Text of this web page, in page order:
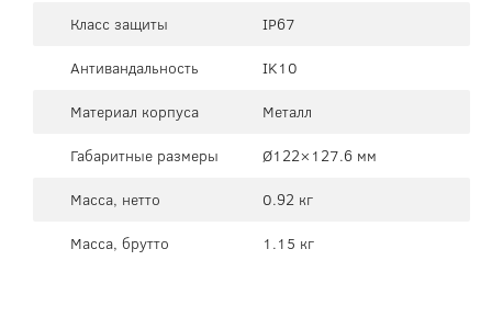
Класс защиты
IP67
Антивандальность
IK10
Материал корпуса
Металл
Габаритные размеры
Ø122×127.6 мм
Масса, нетто
0.92 кг
Масса, брутто
1.15 кг